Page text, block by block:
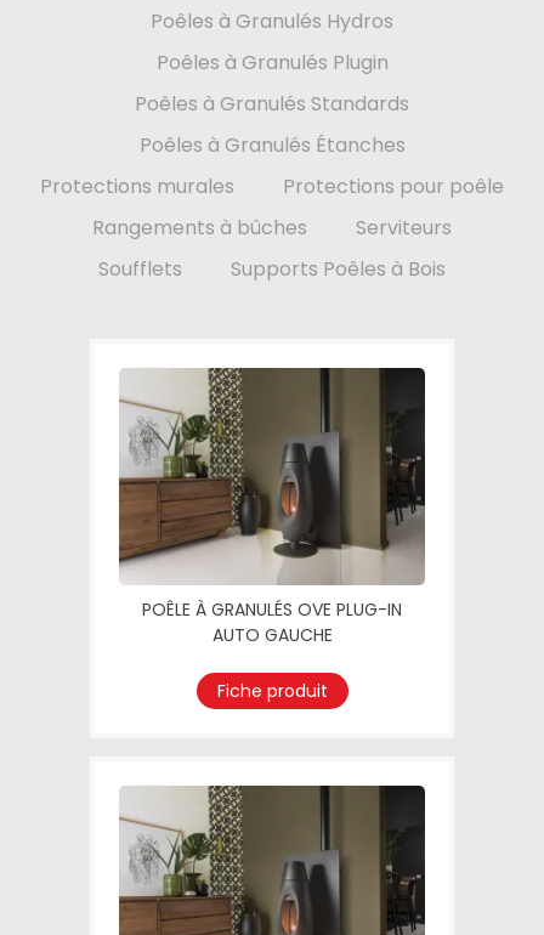
Poêles à Granulés Hydros
Poêles à Granulés Plugin
Poêles à Granulés Standards
Poêles à Granulés Étanches
Protections murales
Protections pour poêle
Rangements à bûches
Serviteurs
Soufflets
Supports Poêles à Bois
POÊLE À GRANULÉS OVE PLUG-IN
AUTO GAUCHE
Fiche produit